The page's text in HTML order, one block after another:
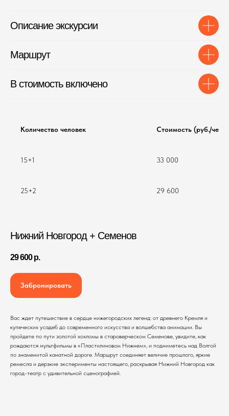
Описание экскурсии
Маршрут
В стоимость включено
Количество человек Стоимость (руб./чел.)
15+1 33 000
25+2 29 600
Нижний Новгород + Семенов
29 600 р.
Забронировать
Вас ждет путешествие в сердце нижегородских легенд: от древнего Кремля и
купеческих усадеб до современного искусства и волшебства анимации. Вы
пройдете по пути золотой хохломы в староверческом Семенове, увидите, как
рождаются мультфильмы в «Пластилиновом Нижнем», и подниметесь над Волгой
по знаменитой канатной дороге. Маршрут соединяет величие прошлого, яркие
ремесла и дерзкие эксперименты настоящего, раскрывая Нижний Новгород как
город-театр с удивительной сценографией.